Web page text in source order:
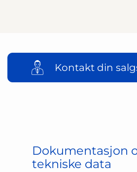
Kontakt din
Dokumentasjon
tekniske data